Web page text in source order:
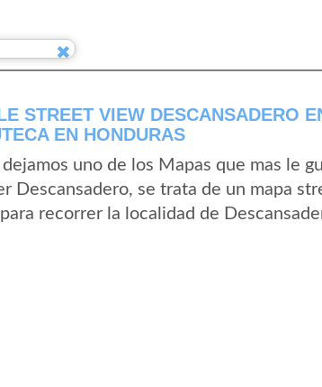
STREET VIEW DESCANSADERO
EN HONDURAS
uno de los Mapas que mas le
Descansadero, se trata de un mapa
recorrer la localidad de